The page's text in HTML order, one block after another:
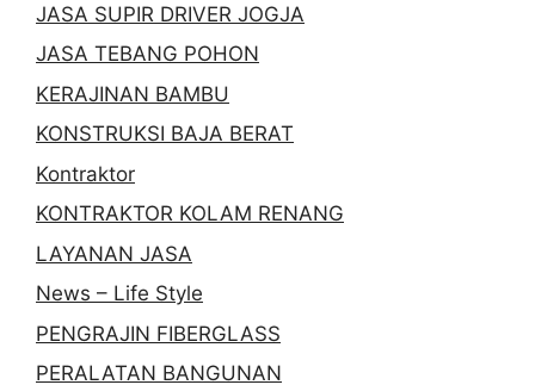
JASA SUPIR DRIVER JOGJA
JASA TEBANG POHON
KERAJINAN BAMBU
KONSTRUKSI BAJA BERAT
Kontraktor
KONTRAKTOR KOLAM RENANG
LAYANAN JASA
News – Life Style
PENGRAJIN FIBERGLASS
PERALATAN BANGUNAN